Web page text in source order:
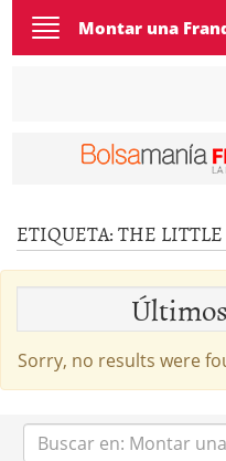
Toggle
navigation
Montar una
ETIQUETA:THE
Sorry, no results were
Buscar